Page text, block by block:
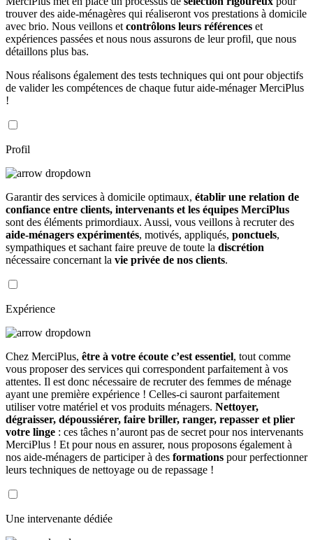
trouver des aide-ménagères qui réaliseront vos prestations à domicile
avec brio. Nous veillons et contrôlons leurs références et
expériences passées et nous nous assurons de leur profil, que nous
détaillons plus bas.
Nous réalisons également des tests techniques qui ont pour objectifs
de valider les compétences de chaque futur aide-ménager MerciPlus
!
Profil
Garantir des services à domicile optimaux, établir une relation de
confiance entre clients, intervenants et les équipes MerciPlus
sont des éléments primordiaux. Aussi, vous veillons à recruter des
aide-ménagers expérimentés, motivés, appliqués, ponctuels,
sympathiques et sachant faire preuve de toute la discrétion
nécessaire concernant la vie privée de nos clients.
Expérience
Chez MerciPlus, être à votre écoute c’est essentiel, tout comme
vous proposer des services qui correspondent parfaitement à vos
attentes. Il est donc nécessaire de recruter des femmes de ménage
ayant une première expérience ! Celles-ci sauront parfaitement
utiliser votre matériel et vos produits ménagers. Nettoyer,
dégraisser, dépoussiérer, faire briller, ranger, repasser et plier
votre linge : ces tâches n’auront pas de secret pour nos intervenants
MerciPlus ! Et pour nous en assurer, nous proposons également à
nos aide-ménagers de participer à des formations pour perfectionner
leurs techniques de nettoyage ou de repassage !
Une intervenante dédiée